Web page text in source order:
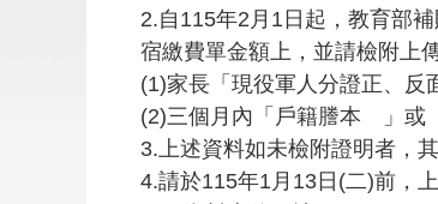
2.自115年2月1日起，教育部
宿繳費單金額上，並請檢附上
(1)家長「現役軍人分證正、反
(2)三個月內「戶籍謄本 」
3.上述資料如未檢附證明者，
4.請於115年1月13日(二)前，